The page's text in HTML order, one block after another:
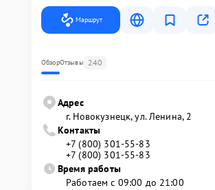
Маршрут
ОбзорОтзывы 240
Адрес
г. Новокузнецк, ул. Ленина, 2
Контакты
+7 (800) 301-55-83
+7 (800) 301-55-83
Время работы
Работаем с 09:00 до 21:00